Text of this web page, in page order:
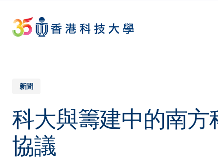
main
content
新聞
科大與籌建中的南
協議